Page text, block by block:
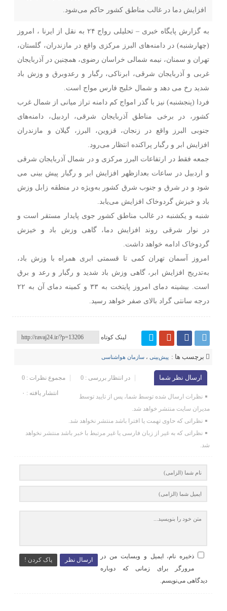
افزایش دما در غالب مناطق کشور حاکم می‌شود.
به گزارش پایگاه خبری – تحلیلی رواج ۲۴ به نقل از ایرنا ، امروز
(چهارشنبه) در دامنه‌های البرز مرکزی واقع در مازندران، گلستان،
تهران و سمنان، نیمه شمالی خراسان رضوی، همچنین در آذربایجان
غربی و آذربایجان شرقی، ابرناکی، رگبار و رعدوبرق و وزش باد
شدید رخ می دهد و شمال خلیج فارس مواج است.
فردا (پنجشنبه) نیز با گذر امواج کم دامنه تراز میانی از شمال غرب
کشور، در برخی مناطق آذربایجان شرقی، اردبیل، دامنه‌های
جنوبی البرز واقع در زنجان، قزوین، البرز، گیلان و مازندران
افزایش ابر و رگبار پراکنده انتظار می‌رود.
جمعه فقط در ارتفاعات البرز مرکزی و در شمال آذربایجان شرقی
و اردبیل در ساعات بعدازظهر افزایش ابر و رگبار پیش بینی می
شود و در شرق و جنوب شرق کشور به‌ویژه در منطقه زابل وزش
باد و خیزش گردوخاک افزایش می‌یابد.
شنبه و یکشنبه در غالب مناطق کشور جوی پایدار مستقر است و
در نوار شرقی روند افزایش دما، گاهی وزش باد و خیزش
گردوخاک ادامه خواهد داشت.
امروز آسمان تهران کمی تا قسمتی ابری همراه با وزش باد،
به‌تدریج افزایش ابر، گاهی وزش باد شدید و رگبار و رعد و برق
است. بیشینه دمای امروز پایتخت به ۳۳ و کمینه دمای آن به ۲۲
درجه سانتی گراد بالای صفر خواهد رسید.
لینک کوتاه
برچسب ها : پیش‌بینی‌ ،سازمان هواشناسی
ارسال نظر شما مجموع نظرات : 0 در انتظار بررسی : 0
انتشار یافته : ۰
نظرات ارسال شده توسط شما، پس از تایید توسط
مدیران سایت منتشر خواهد شد.
نظراتی که حاوی تهمت یا افترا باشد منتشر نخواهد شد.
نظراتی که به غیر از زبان فارسی یا غیر مرتبط با خبر باشد منتشر نخواهد
شد.
ارسال نظر پاک کردن !
ذخیره نام، ایمیل و وبسایت من در
مرورگر برای زمانی که دوباره
دیدگاهی می‌نویسم.